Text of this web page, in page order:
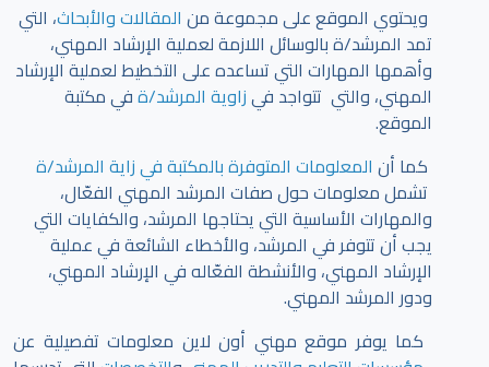
ويحتوي الموقع على مجموعة من المقالات والأبحاث، التي
تمد المرشد/ة بالوسائل اللازمة لعملية الإرشاد المهني،
وأهمها المهارات التي تساعده على التخطيط لعملية الإرشاد
المهني، والتي تتواجد فيزاوية المرشد/ةفي مكتبة
الموقع.
كما أن المعلومات المتوفرة بالمكتبة في زاية المرشد/ة
تشمل معلومات حول صفات المرشد المهني الفعّال،
والمهارات الأساسية التي يحتاجها المرشد، والكفايات التي
يجب أن تتوفر في المرشد، والأخطاء الشائعة في عملية
الإرشاد المهني، والأنشطة الفعّاله في الإرشاد المهني،
ودور المرشد المهني.
كما يوفر موقع مهني أون لاين معلومات تفصيلية عن